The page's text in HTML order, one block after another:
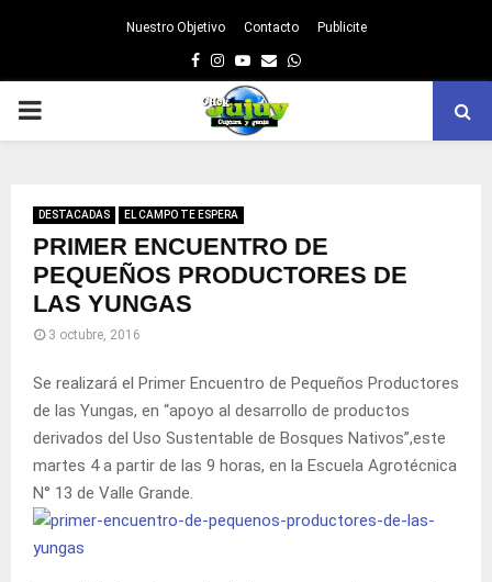
Nuestro Objetivo Contacto Publicite
Facebook
Instagram
Youtube
EmailWhatsapp
PRIMARY
DESTACADAS EL CAMPO TE ESPERA
PRIMER ENCUENTRO DE
PEQUEÑOS PRODUCTORES DE
LAS YUNGAS
3 octubre, 2016
Se realizará el Primer Encuentro de Pequeños Productores
de las Yungas, en “apoyo al desarrollo de productos
derivados del Uso Sustentable de Bosques Nativos”,este
martes 4 a partir de las 9 horas, en la Escuela Agrotécnica
N° 13 de Valle Grande.